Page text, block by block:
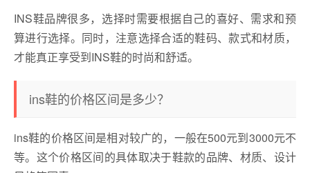
INS鞋品牌很多，选择时需要根据自己的喜好、需求和预
算进行选择。同时，注意选择合适的鞋码、款式和材质，
才能真正享受到INS鞋的时尚和舒适。
ins鞋的价格区间是多少？
ins鞋的价格区间是相对较广的，一般在500元到3000元不
等。这个价格区间的具体取决于鞋款的品牌、材质、设计